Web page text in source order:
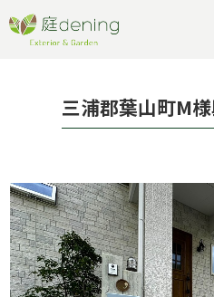
Skip
to
三浦郡葉山町M